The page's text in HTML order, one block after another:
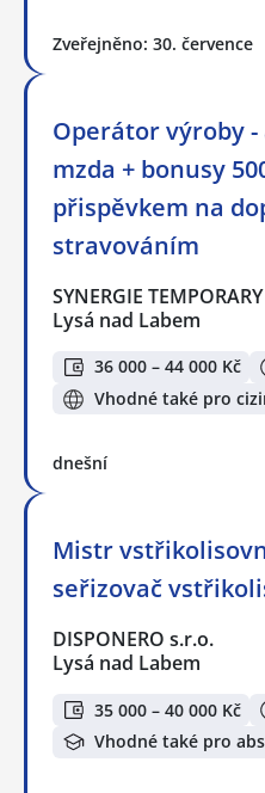
Zveřejněno: 30. července
Operátor výroby -
mzda + bonusy
přispěvkem na
stravováním
SYNERGIE
Lysá nad Labem
36 000 – 44 000 Kč
Vhodné také pro
dnešní
Mistr
seřizovač
DISPONERO s.r.o.
Lysá nad Labem
35 000 – 40 000 Kč
Vhodné také pro